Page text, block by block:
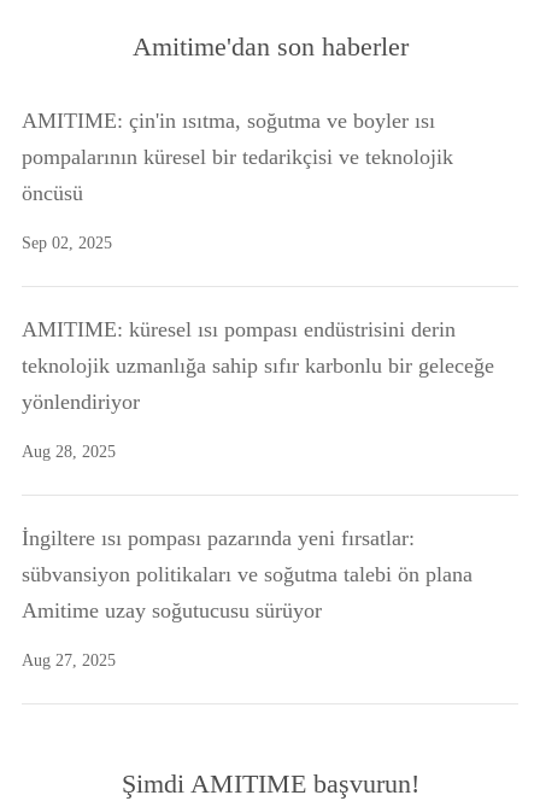
Amitime'dan son haberler
AMITIME: çin'in ısıtma, soğutma ve boyler ısı
pompalarının küresel bir tedarikçisi ve teknolojik
öncüsü
Sep 02, 2025
AMITIME: küresel ısı pompası endüstrisini derin
teknolojik uzmanlığa sahip sıfır karbonlu bir geleceğe
yönlendiriyor
Aug 28, 2025
İngiltere ısı pompası pazarında yeni fırsatlar:
sübvansiyon politikaları ve soğutma talebi ön plana
Amitime uzay soğutucusu sürüyor
Aug 27, 2025
Şimdi AMITIME başvurun!